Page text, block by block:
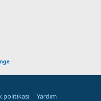
politikası
Yardım